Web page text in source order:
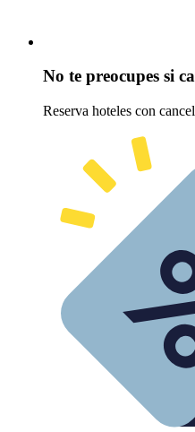
No te preocupes si
Reserva hoteles con